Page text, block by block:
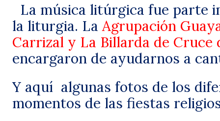
La música litúrgica fue parte
la liturgia. LaAgrupación
Carrizal y La Billarda de Cruce
encargaron de ayudarnos a
Y aquí algunas fotos de los
momentos de las fiestas